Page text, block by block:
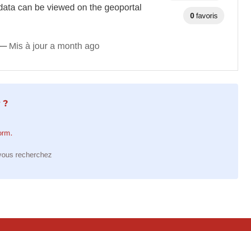
can be viewed on the geoportal
Mis à jour a month ago
0 favoris
?
recherchez